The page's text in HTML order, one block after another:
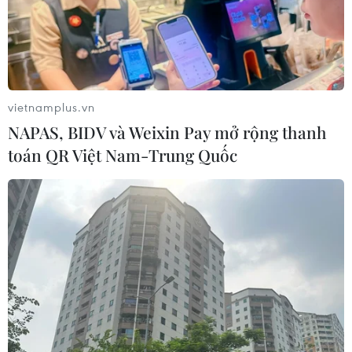
04/08/2026 07:35
NSND Trịnh Thúy Mùi tái đắc cử Chủ
tịch Hội Nghệ sỹ Sân khấu Việt Nam
Trưng bày tư liệu “Chủ tịch Hồ Chí
Minh - Tổng tư lệnh Fidel Castro:
Nghĩa tình son sắt đặc biệt"
04/08/2026 06:06
Chuỗi sự kiện "Yên Tử - Sắc Thu
thiền định" trở lại với nhiều trải
nghiệm mới
vietnamplus.vn
NAPAS, BIDV và Weixin Pay mở rộng thanh
toán QR Việt Nam-Trung Quốc